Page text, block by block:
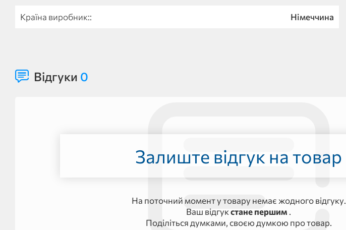
Країна виробник:: Німеччина
Відгуки 0
Залиште відгук на товар
На поточний момент у товару немає жодного відгуку.
Ваш відгукстане першим .
Поділіться думками, своєю думкою про товар.